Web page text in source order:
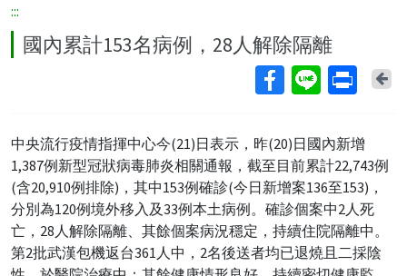
:::
國內累計153名病例，28人解除隔離
中央流行疫情指揮中心今(21)日表示，昨(20)日國內新增
1,387例新型冠狀病毒肺炎相關通報，截至目前累計22,743例
(含20,910例排除)，其中153例確診(今日新增案136至153)，
分別為120例境外移入及33例本土病例。確診個案中2人死
亡，28人解除隔離、其餘個案病況穩定，持續住院隔離中。
第2批武漢包機返台361人中，2名後送者均已退燒且二採陰